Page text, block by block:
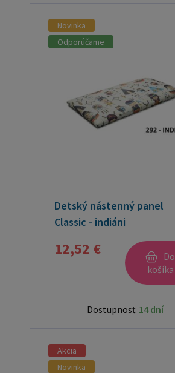
Novinka
Odporúčame
Detský nástenný panel
Classic - indiáni
12,52 €
Do
košíka
Dostupnosť: 14 dní
Akcia
Novinka